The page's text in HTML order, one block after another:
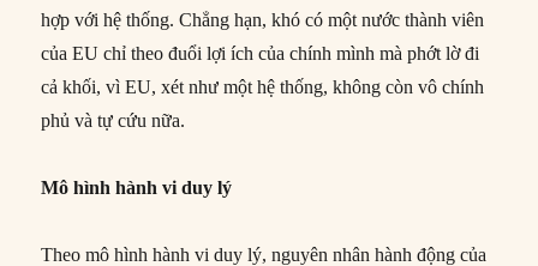
hợp với hệ thống. Chẳng hạn, khó có một nước thành viên
của EU chỉ theo đuổi lợi ích của chính mình mà phớt lờ đi
cả khối, vì EU, xét như một hệ thống, không còn vô chính
phủ và tự cứu nữa.
Mô hình hành vi duy lý
Theo mô hình hành vi duy lý, nguyên nhân hành động của